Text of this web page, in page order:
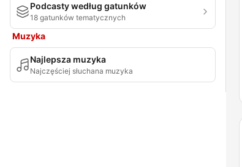
Podcasty według gatunków
18 gatunków tematycznych
Muzyka
Najlepsza muzyka
Najczęściej słuchana muzyka